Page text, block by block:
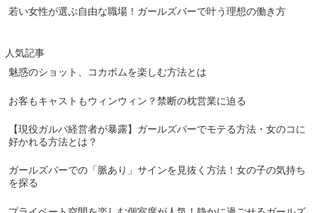
若い女性が選ぶ自由な職場！ガールズバーで叶う理想の働き方
人気記事
魅惑のショット、コカボムを楽しむ方法とは
お客もキャストもウィンウィン？禁断の枕営業に迫る
【現役ガルバ経営者が暴露】ガールズバーでモテる方法・女のコに
好かれる方法とは？
ガールズバーでの「脈あり」サインを見抜く方法！女の子の気持ち
を探る